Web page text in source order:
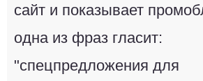
сайт и показывает
одна из фраз гласит:
"спецпредложения для